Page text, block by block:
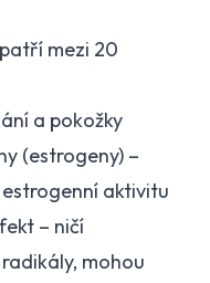
mezi 20
a pokožky
(estrogeny) –
aktivitu
– ničí
mohou